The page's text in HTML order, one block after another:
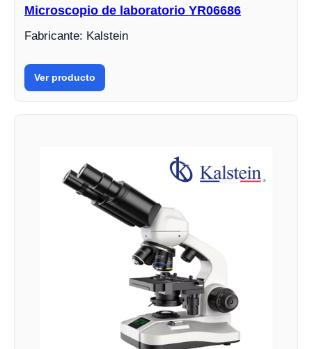
Microscopio de laboratorio YR06686
Fabricante: Kalstein
Ver producto